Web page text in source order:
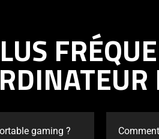
gaming ?